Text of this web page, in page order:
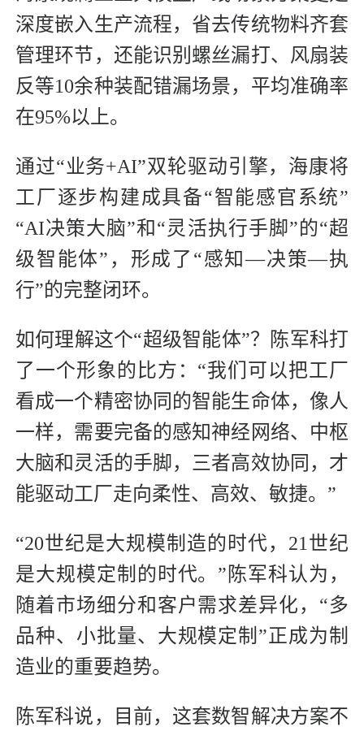
深度嵌入生产流程，省去传统物料齐套
管理环节，还能识别螺丝漏打、风扇装
反等10余种装配错漏场景，平均准确率
在95%以上。
通过“业务+AI”双轮驱动引擎，海康将
工厂逐步构建成具备“智能感官系统”
“AI决策大脑”和“灵活执行手脚”的“超
级智能体”，形成了“感知—决策—执
行”的完整闭环。
如何理解这个“超级智能体”？陈军科打
了一个形象的比方：“我们可以把工厂
看成一个精密协同的智能生命体，像人
一样，需要完备的感知神经网络、中枢
大脑和灵活的手脚，三者高效协同，才
能驱动工厂走向柔性、高效、敏捷。”
“20世纪是大规模制造的时代，21世纪
是大规模定制的时代。”陈军科认为，
随着市场细分和客户需求差异化，“多
品种、小批量、大规模定制”正成为制
造业的重要趋势。
陈军科说，目前，这套数智解决方案不